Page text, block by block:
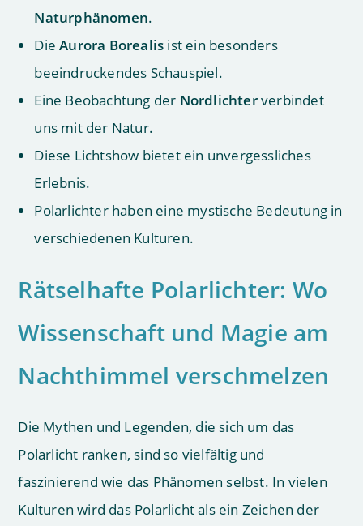
Naturphänomen.
DieAurora Borealis ist ein besonders
beeindruckendes Schauspiel.
Eine Beobachtung der Nordlichterverbindet
uns mit der Natur.
Diese Lichtshow bietet ein unvergessliches
Erlebnis.
Polarlichter haben eine mystische Bedeutung in
verschiedenen Kulturen.
Rätselhafte Polarlichter: Wo
Wissenschaft und Magie am
Nachthimmel verschmelzen
Die Mythen und Legenden, die sich um das
Polarlicht ranken, sind so vielfältig und
faszinierend wie das Phänomen selbst. In vielen
Kulturen wird das Polarlicht als ein Zeichen der